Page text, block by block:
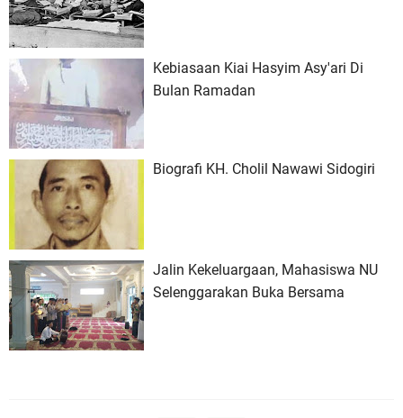
Kebiasaan Kiai Hasyim Asy'ari Di
Bulan Ramadan
Biografi KH. Cholil Nawawi Sidogiri
Jalin Kekeluargaan, Mahasiswa NU
Selenggarakan Buka Bersama